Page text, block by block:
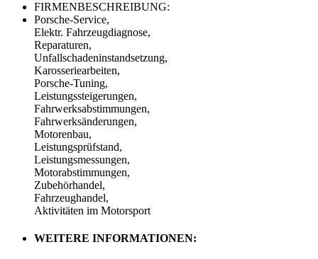
FIRMENBESCHREIBUNG:
Porsche-Service,
Elektr. Fahrzeugdiagnose,
Reparaturen,
Unfallschadeninstandsetzung,
Karosseriearbeiten,
Porsche-Tuning,
Leistungssteigerungen,
Fahrwerksabstimmungen,
Fahrwerksänderungen,
Motorenbau,
Leistungsprüfstand,
Leistungsmessungen,
Motorabstimmungen,
Zubehörhandel,
Fahrzeughandel,
Aktivitäten im Motorsport
WEITERE INFORMATIONEN: